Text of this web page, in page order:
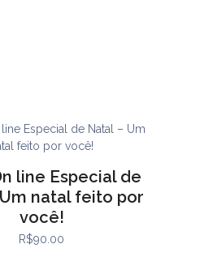
line Especial de
natal feito por
você!
R$90.00